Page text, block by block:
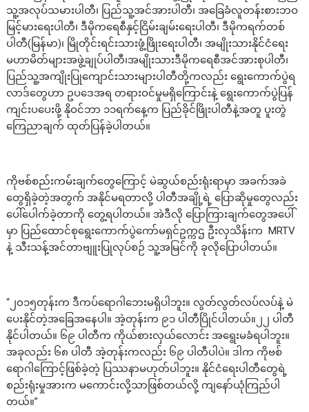
သူ့အလုပ်သမားပါတီ၊ ပြည်သူ့အင်အားပါတီ၊ အခြေခံလူတန်းစားဘဝ
မြင့်မားရေးပါတီ၊ ဒီမိုကရေစီနှင့်ငြိမ်းချမ်းရေးပါတီ၊ ဒီမိုကရက်တစ်
ပါတီ(မြန်မာ)၊ မြိုတိုင်းရင်းသားဖွံ့ဖြိုးရေးပါတီ၊ အမျိုးသားနိုင်ငံရေး
မဟာမိတ်များအဖွဲ့ချုပ်ပါတီ၊အမျိုးသားဒီမိုကရေစီအင်အားစုပါတီ၊
ပြည်သူ့အကျိုးပြုကျောင်းသားများပါတီတို့ကလည်း ရွေးကောက်ပွဲရ
လာဒ်တွေဟာ ဥပဒေအရ တရားဝင်မှုမရှိကြောင်းနဲ့ ရွေးကောက်ပွဲပြန်
ကျင်းပပေးဖို့ နိုဝင်ဘာ ၁၁ရက်နေ့က ပြည်ခိုင်ဖြိုးပါတီနဲ့အတူ ပူးတွဲ
ကြေညာချက် ထုတ်ပြန်ခဲ့ပါတယ်။
ကိုဗစ်စည်းကမ်းချက်တွေကြောင့် မဲဆွယ်စည်းရုံးရာမှာ အခက်အခဲ
တွေရှိခဲ့တဲ့အတွက် အနိုင်မရတာလို့ ပါတီအချို့ရဲ့ ပြောဆိုမှုတွေလည်း
ပေါ်ပေါက်ခဲ့တာကို တွေ့ရပါတယ်။ အဲဒီလို ပြောကြားချက်တွေအပေါ်
မှာ ပြည်ထောင်စုရွေးကောက်ပွဲကော်မရှင်ဥက္ကဌ ဦးလှသိန်းက MRTV
နဲ့ သီးသန့်အင်တာဗျူးပြုလုပ်စဉ် သူ့အမြင်ကို ခုလိုပြောပါတယ်။
“၂၀၁၅တုန်းက ဒီကပ်ရောဂါဘေးမရှိပါဘူး။ လွတ်လွတ်လပ်လပ်နဲ့ မဲ
ပေးနိုင်တဲ့အခြေအနေပါ။ အဲ့တုန်းက ၉၁ ပါတီပြိုင်ပါတယ်။၂၂ ပါတီ
နိုင်ပါတယ်။ ၆၉ ပါတီက ကိုယ်စားလှယ်လောင်း အရွေးမခံရပါဘူး။
အခုလည်း ၆၈ ပါတီ အဲ့တုန်းကလည်း ၆၉ ပါတီပါပဲ။ ဒါက ကိုဗစ်
ရောဂါကြောင့်ဖြစ်ခဲ့တဲ့ ပြဿနာမဟုတ်ပါဘူး။ နိုင်ငံရေးပါတီတွေရဲ့
စည်းရုံးမှုအားက မကောင်းလို့သာဖြစ်တယ်လို့ ကျနော်ယုံကြည်ပါ
တယ်။”